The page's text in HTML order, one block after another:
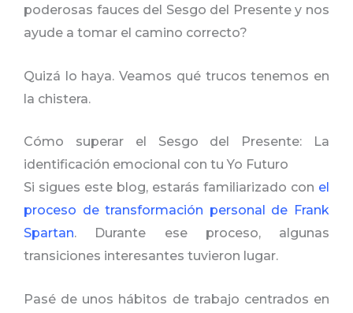
poderosas fauces del Sesgo del Presente y nos
ayude a tomar el camino correcto?
Quizá lo haya. Veamos qué trucos tenemos en
la chistera.
Cómo superar el Sesgo del Presente: La
identificación emocional con tu Yo Futuro
Si sigues este blog, estarás familiarizado con el
proceso de transformación personal de Frank
Spartan. Durante ese proceso, algunas
transiciones interesantes tuvieron lugar.
Pasé de unos hábitos de trabajo centrados en